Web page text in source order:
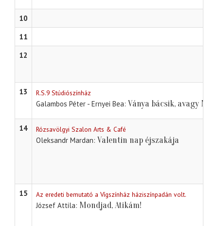
10
11
12
13 R.S.9 Stúdiószínház
Galambos Péter - Ernyei Bea Ványa bácsik, avagy
14 Rózsavölgyi Szalon Arts & Café
Oleksandr Mardan Valentin nap éjszakája
15 Az eredeti bemutató a Vígszínház háziszínpadán volt.
József Attila Mondjad, Atikám!